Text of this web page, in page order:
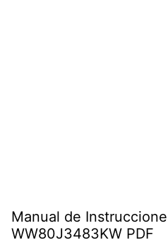
Manual de
WW80J3483KW PDF